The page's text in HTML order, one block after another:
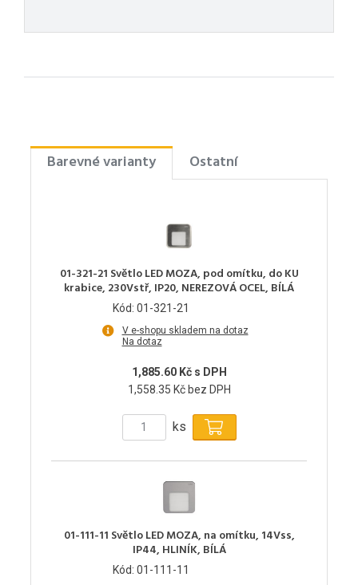
Barevné varianty Ostatní
01-321-21 Světlo LED MOZA, pod omítku, do KU
krabice, 230Vstř, IP20, NEREZOVÁ OCEL, BÍLÁ
Kód: 01-321-21
V e-shopu skladem na dotaz
Na dotaz
1,885.60 Kč s DPH
1,558.35 Kč bez DPH
ks
01-111-11 Světlo LED MOZA, na omítku, 14Vss,
IP44, HLINÍK, BÍLÁ
Kód: 01-111-11